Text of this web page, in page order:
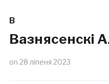
В
Вазнясенскі
on 28 ліпеня 2023